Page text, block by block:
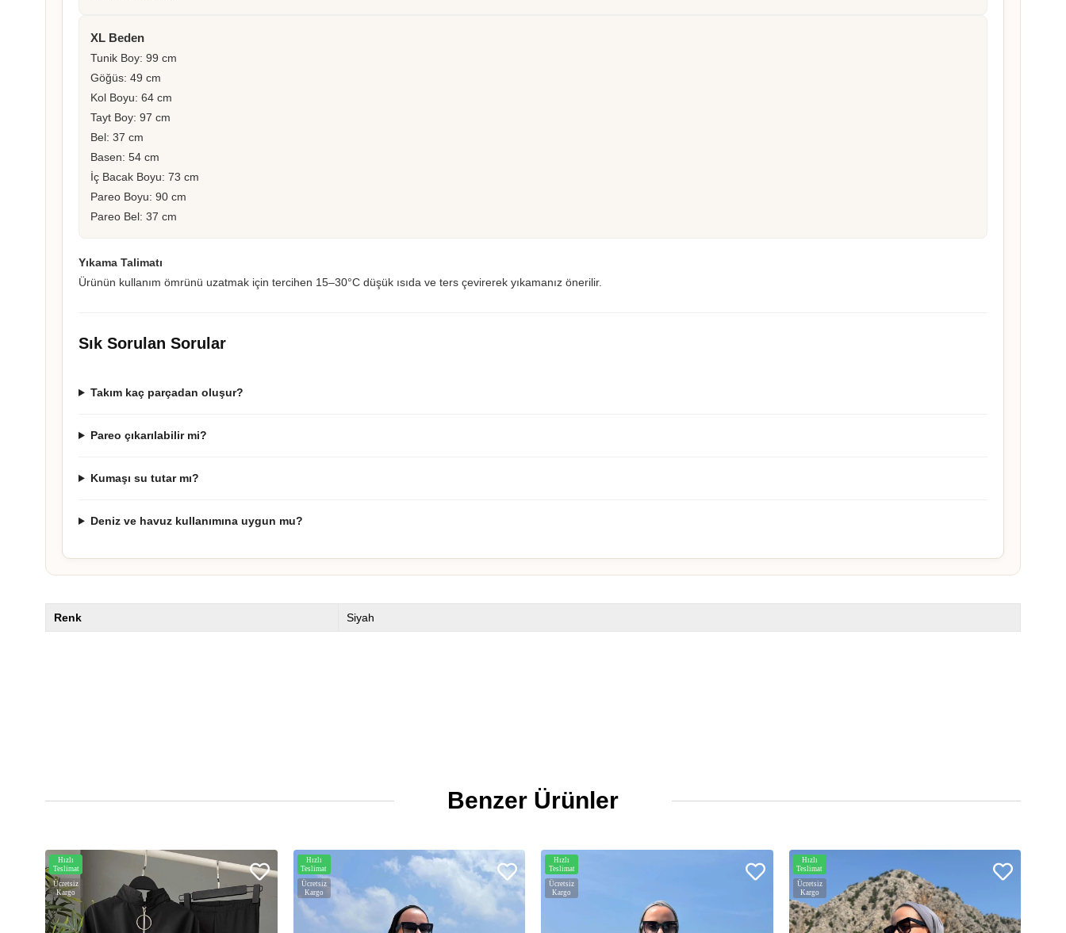
XL Beden
Tunik Boy: 99 cm
Göğüs: 49 cm
Kol Boyu: 64 cm
Tayt Boy: 97 cm
Bel: 37 cm
Basen: 54 cm
İç Bacak Boyu: 73 cm
Pareo Boyu: 90 cm
Pareo Bel: 37 cm
Yıkama Talimatı
Ürünün kullanım ömrünü uzatmak için tercihen 15–30°C düşük ısıda ve ters çevirerek yıkamanız önerilir.
Sık Sorulan Sorular
Takım kaç parçadan oluşur?
Pareo çıkarılabilir mi?
Kumaşı su tutar mı?
Deniz ve havuz kullanımına uygun mu?
Renk Siyah
Benzer Ürünler
Ücretsiz
Kargo
Hızlı
Teslimat
Ücretsiz
Kargo
Hızlı
Teslimat
Ücretsiz
Kargo
Hızlı
Teslimat
Ücretsiz
Kargo
Hızlı
Teslimat